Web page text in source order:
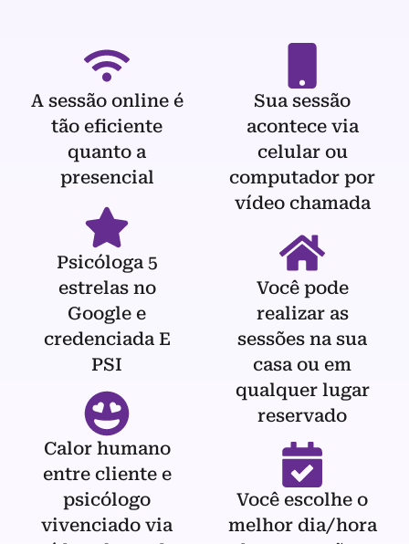
A sessão online é
tão eficiente
quanto a
presencial
Psicóloga 5
estrelas no
Google e
credenciada E
PSI
Calor humano
entre cliente e
psicólogo
vivenciado via
Sua sessão
acontece via
celular ou
computador por
vídeo chamada
Você pode
realizar as
sessões na sua
casa ou em
qualquer lugar
reservado
Você escolhe o
melhor dia/hora